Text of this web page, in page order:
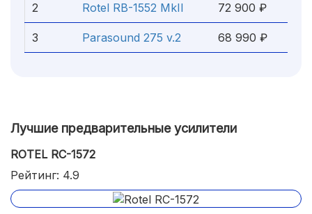
2 Rotel RB-1552 MkII 72 900 ₽
3 Parasound 275 v.2 68 990 ₽
Лучшие предварительные усилители
ROTEL RC-1572
Рейтинг: 4.9